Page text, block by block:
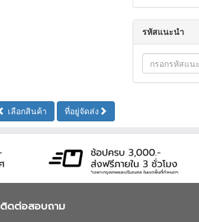
รหัสแนะนำ
เลือกสินค้า ที่อยู่จัดส่ง
ติดต่อสอบถาม